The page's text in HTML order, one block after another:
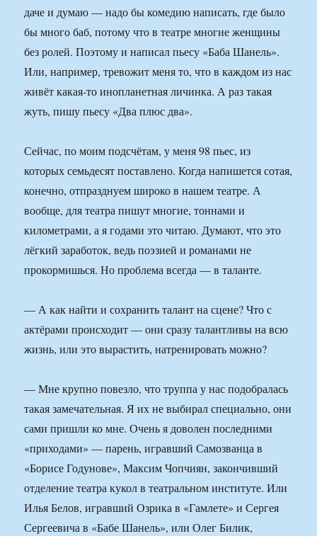
даче и думаю — надо бы комедию написать, где было
бы много баб, потому что в театре многие женщины
без ролей. Поэтому и написал пьесу «Баба Шанель».
Или, например, тревожит меня то, что в каждом из нас
живёт какая-то инопланетная личинка. А раз такая
жуть, пишу пьесу «Два плюс два».
Сейчас, по моим подсчётам, у меня 98 пьес, из
которых семьдесят поставлено. Когда напишется сотая,
конечно, отпразднуем широко в нашем театре. А
вообще, для театра пишут многие, тоннами и
километрами, а я годами это читаю. Думают, что это
лёгкий заработок, ведь поэзией и романами не
прокормишься. Но проблема всегда — в таланте.
— А как найти и сохранить талант на сцене? Что с
актёрами происходит — они сразу талантливы на всю
жизнь, или это вырастить, натренировать можно?
— Мне крупно повезло, что труппа у нас подобралась
такая замечательная. Я их не выбирал специально, они
сами пришли ко мне. Очень я доволен последними
«приходами» — парень, игравший Самозванца в
«Борисе Годунове», Максим Чопчиян, закончивший
отделение театра кукол в театральном институте. Или
Илья Белов, игравший Озрика в «Гамлете» и Сергея
Сергеевича в «Бабе Шанель», или Олег Билик,